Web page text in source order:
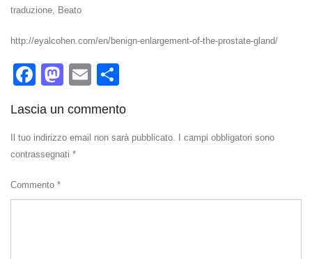
traduzione, Beato
http://eyalcohen.com/en/benign-enlargement-of-the-prostate-gland/
Facebook
Mastodon
Email
Lascia un commento
Il tuo indirizzo email non sarà pubblicato.
I campi obbligatori sono
contrassegnati *
Commento *